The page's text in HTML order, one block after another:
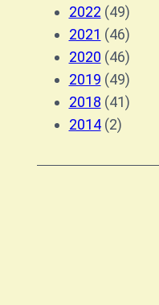
2022 (49)
2021 (46)
2020 (46)
2019 (49)
2018 (41)
2014(2)